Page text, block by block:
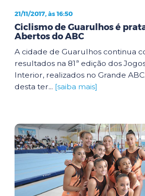
21/11/2017, às 16:50
Ciclismo de Guarulhos é
Abertos do ABC
A cidade de Guarulhos continua
resultados na 81ª edição dos
Interior, realizados no Grande
desta ter... [saiba mais]